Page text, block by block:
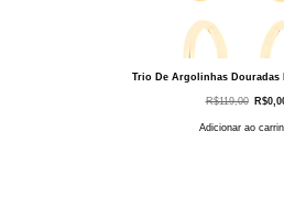
Trio De Argolinhas Douradas
R$119,00 O
preço
era:
R$
Adicionar ao